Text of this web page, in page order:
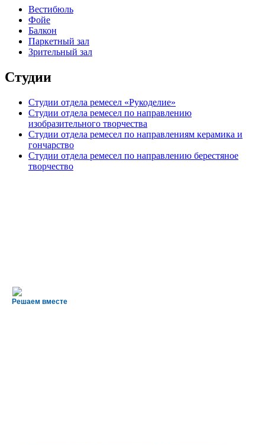
Вестибюль
Фойе
Балкон
Паркетный зал
Зрительный зал
Студии
Студии отдела ремесел «Рукоделие»
Студии отдела ремесел по направлению
изобразительного творчества
Студии отдела ремесел по направлениям керамика и
гончарство
Студии отдела ремесел по направлению берестяное
творчество
Решаем вместе